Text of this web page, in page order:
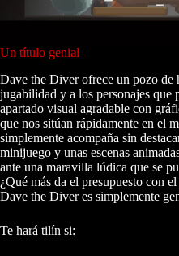
Un título genial
Dave the Diver ofrece un pozo de
jugabilidad y a los personajes que
apartado visual agradable con
que nos sitúan rápidamente en el
simplemente acompaña sin
minijuego y unas escenas
ante una maravilla lúdica que se
¿Qué más da el presupuesto con
Dave the Diver es simplemente
Te hará tilín si: